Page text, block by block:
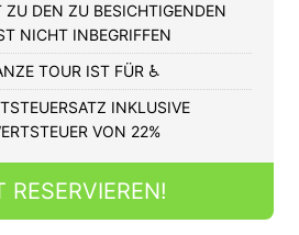
DEN ZU BESICHTIGENDEN
NICHT INBEGRIFFEN
TOUR IST FÜR ♿
INKLUSIVE
VON 22%
RESERVIEREN!